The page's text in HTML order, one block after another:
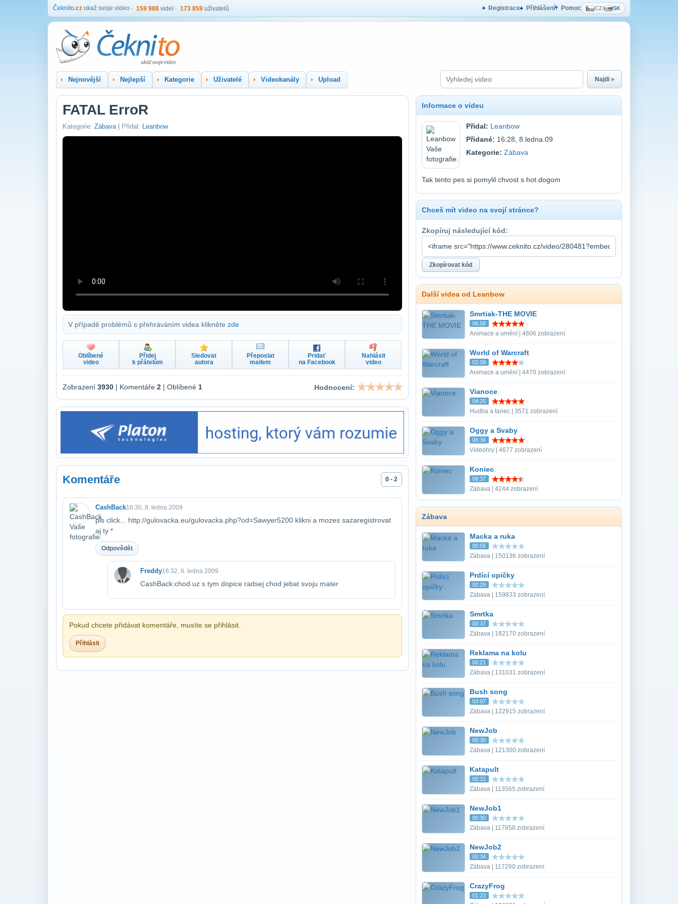
Čeknito.cz ukaž svoje video 159 988 videí 173 859 uživatelů Registrace Přihlášení Pomoc CZ/ SK
Nejnovější Nejlepší Kategorie Uživatelé Videokanály Upload Najdi »
FATAL ErroR
Kategorie: Zábava| Přidal: Leanbow
V případě problémů s přehráváním videa klikněte zde
Oblíbené
video
Přidej
k přátelům
Sledovat
autora
Přeposlat
mailem
Pridať
na Facebook
Nahlásit
video
Zobrazení 3930 | Komentáře 2 | Oblíbené 1 Hodnocení:
Komentáře 0 - 2
CashBack16:30, 8. ledna 2009
pls click... http://gulovacka.eu/gulovacka.php?od=Sawyer5200 klikni a mozes sa​zaregistrovat
aj ty *
Odpovědět
Freddy16:32, 8. ledna 2009
CashBack:chod uz s tym dopice radsej chod jebat svoju mater
Pokud chcete přidávat komentáře, musíte se přihlásit.
Přihlásit
Informace o videu
Přidal: Leanbow
Přidané: 16:28, 8.ledna.09
Kategorie: Zábava
Tak tento pes si pomylil chvost s hot dogom
Chceš mít video na svojí stránce?
Zkopíruj následující kód:
Další videa od Leanbow
Smrtiak-THE MOVIE
06:58
Animace a umění | 4606 zobrazení
World of Warcraft
02:09
Animace a umění | 4470 zobrazení
Vianoce
04:25
Hudba a tanec | 3571 zobrazení
Oggy a Svaby
06:36
Videohry | 4677 zobrazení
Koniec
06:37
Zábava | 4244 zobrazení
Zábava
Macka a ruka
00:55
Zábava | 150136 zobrazení
Prdící opičky
00:29
Zábava | 159833 zobrazení
Smrtka
00:37
Zábava | 182170 zobrazení
Reklama na kolu
00:21
Zábava | 131031 zobrazení
Bush song
03:07
Zábava | 122915 zobrazení
NewJob
00:30
Zábava | 121300 zobrazení
Katapult
00:31
Zábava | 113565 zobrazení
NewJob1
00:30
Zábava | 117858 zobrazení
NewJob2
00:34
Zábava | 117260 zobrazení
CrazyFrog
01:23